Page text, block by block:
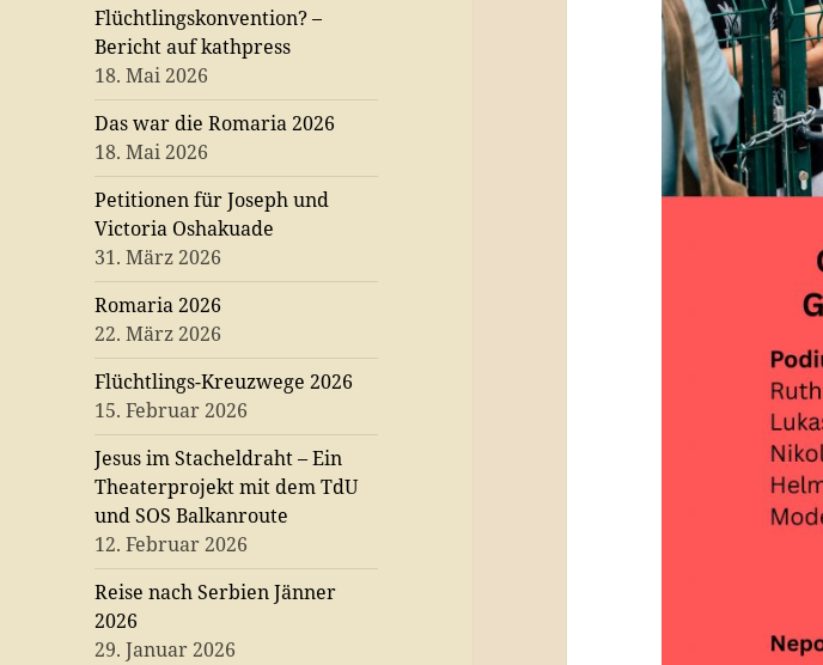
Flüchtlingskonvention? –
Bericht auf kathpress
18. Mai 2026
Das war die Romaria 2026
18. Mai 2026
Petitionen für Joseph und
Victoria Oshakuade
31. März 2026
Romaria 2026
22. März 2026
Flüchtlings-Kreuzwege 2026
15. Februar 2026
Jesus im Stacheldraht – Ein
Theaterprojekt mit dem TdU
und SOS Balkanroute
12. Februar 2026
Reise nach Serbien Jänner
2026
29. Januar 2026